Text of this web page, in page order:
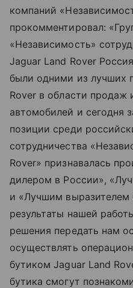
компаний
прокомментировал:
«Независимость»
Jaguar Land Rover
были одними из лучших
Rover в области продаж
автомобилей и сегодня
позиции среди
сотрудничества
Rover» признавалась
дилером в России»,
и «Лучшим выразителем
результаты нашей
решения передать нам
осуществлять
бутиком Jaguar Land
бутика смогут